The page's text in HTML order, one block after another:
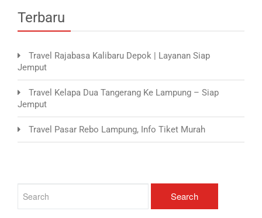
Terbaru
Travel Rajabasa Kalibaru Depok | Layanan Siap
Jemput
Travel Kelapa Dua Tangerang Ke Lampung – Siap
Jemput
Travel Pasar Rebo Lampung, Info Tiket Murah